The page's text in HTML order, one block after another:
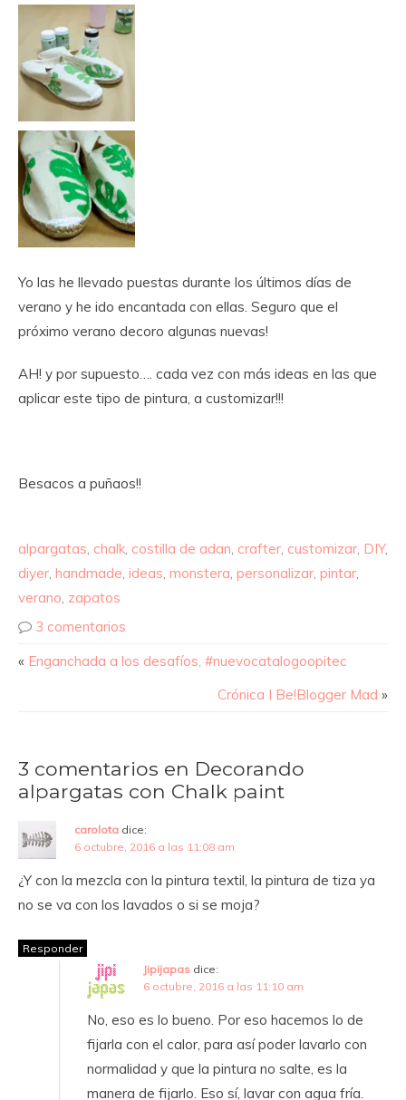
Yo las he llevado puestas durante los últimos días de
verano y he ido encantada con ellas. Seguro que el
próximo verano decoro algunas nuevas!
AH! y por supuesto…. cada vez con más ideas en las que
aplicar este tipo de pintura, a customizar!!!
Besacos a puñaos!!
alpargatas, chalk, costilla de adan, crafter, customizar, DIY,
diyer, handmade, ideas, monstera, personalizar, pintar,
verano, zapatos
3 comentarios
« Enganchada a los desafíos, #nuevocatalogoopitec
Crónica I Be!Blogger Mad »
3 comentarios en Decorando
alpargatas con Chalk paint
carolota dice:
6 octubre, 2016 a las 11:08 am
¿Y con la mezcla con la pintura textil, la pintura de tiza ya
no se va con los lavados o si se moja?
Responder
Jipijapas dice:
6 octubre, 2016 a las 11:10 am
No, eso es lo bueno. Por eso hacemos lo de
fijarla con el calor, para así poder lavarlo con
normalidad y que la pintura no salte, es la
manera de fijarlo. Eso sí, lavar con agua fría.